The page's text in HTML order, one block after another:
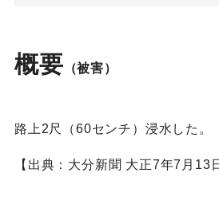
概要 （被害）
路上2尺（60センチ）浸水した。
【出典：大分新聞 大正7年7月13